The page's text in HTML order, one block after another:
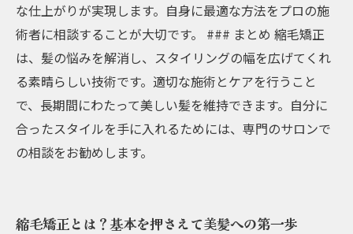
な仕上がりが実現します。自身に最適な方法をプロの施
術者に相談することが大切です。 ### まとめ 縮毛矯正
は、髪の悩みを解消し、スタイリングの幅を広げてくれ
る素晴らしい技術です。適切な施術とケアを行うこと
で、長期間にわたって美しい髪を維持できます。自分に
合ったスタイルを手に入れるためには、専門のサロンで
の相談をお勧めします。
縮毛矯正とは？基本を押さえて美髪への第一歩